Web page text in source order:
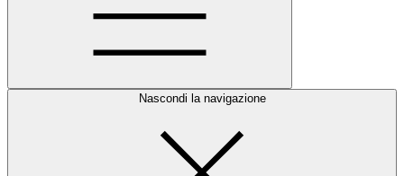
Nascondi la navigazione